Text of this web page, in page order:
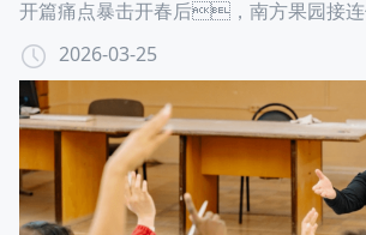
8 点
开篇痛点暴击开春后，南方果园接
柑橘花量骤减，坐果率不足往年一
花期遇冷，幼果一碰就掉；槟榔保
产量反而连年下滑……无数果农盯着稀
气：“花少果难保，今年又要白
行业实战派专家李军带着一套经过千亩
果密码” 来了，要帮果农把流失
2026-03-25